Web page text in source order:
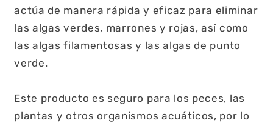
actúa de manera rápida y eficaz para eliminar
las algas verdes, marrones y rojas, así como
las algas filamentosas y las algas de punto
verde.
Este producto es seguro para los peces, las
plantas y otros organismos acuáticos, por lo